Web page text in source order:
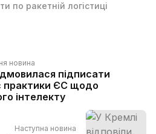
по ракетній логістиці
новина
підписати
практики ЄС щодо
інтелекту
Наступна новина